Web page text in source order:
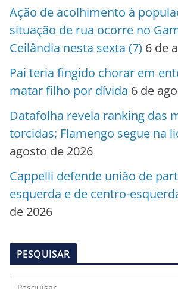
Ação de acolhimento à
situação de rua ocorre no
Ceilândia nesta sexta (7) 6 de
Pai teria fingido chorar em
matar filho por dívida 6 de
Datafolha revela ranking das
torcidas; Flamengo segue na
agosto de 2026
Cappelli defende união de
esquerda e de centro-
de 2026
PESQUISAR